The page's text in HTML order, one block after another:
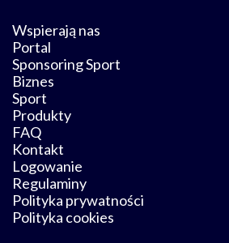
Wspierają nas
Portal
Sponsoring Sport
Biznes
Sport
Produkty
FAQ
Kontakt
Logowanie
Regulaminy
Polityka prywatności
Polityka cookies